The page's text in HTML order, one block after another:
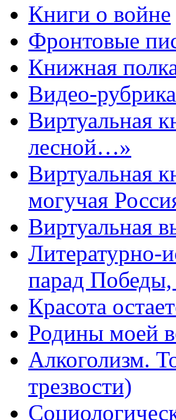
Книги о войне
Фронтовые
Книжная
Видео-
Виртуальная
лесной…»
Виртуальная
могучая
Виртуальная
Литературно-
парад
Красота
Родины моей
Алкоголизм.
трезвости)